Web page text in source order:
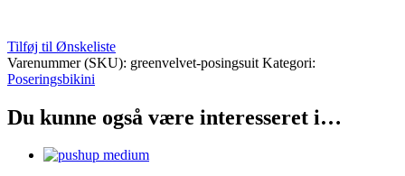
Tilføj til Ønskeliste
Varenummer (SKU): greenvelvet-posingsuit Kategori:
Poseringsbikini
Du kunne også være interesseret i…